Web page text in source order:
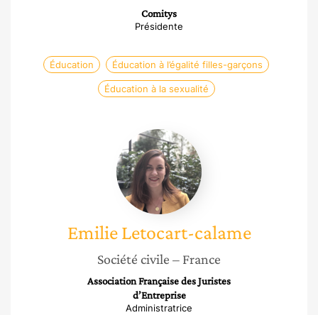
Comitys
Présidente
Éducation Éducation à l’égalité filles-garçons
Éducation à la sexualité
Emilie
Letocart-
calame
Emilie Letocart-calame
Société civile – France
Association Française des Juristes
d’Entreprise
Administratrice